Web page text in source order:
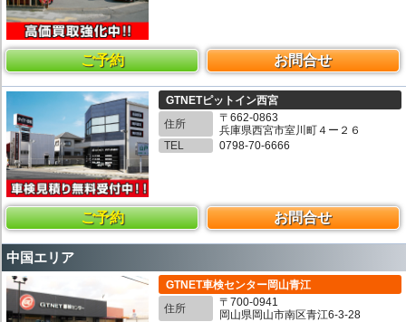
ご予約 お問合せ
GTNETピットイン西宮
住所
〒662-0863
兵庫県西宮市室川町４ー２６
TEL
0798-70-6666
ご予約 お問合せ
中国エリア
GTNET車検センター岡山青江
住所
〒700-0941
岡山県岡山市南区青江6-3-28